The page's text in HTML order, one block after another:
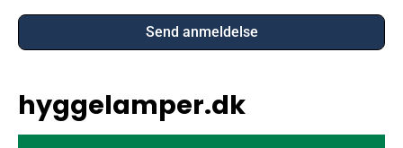
hyggelamper.dk